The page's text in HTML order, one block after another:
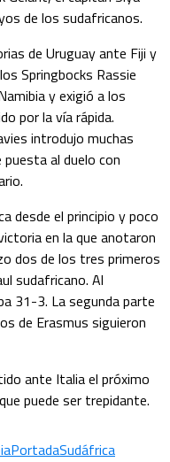
de los sudafricanos.
de Uruguay ante Fiji y
Springbocks Rassie
y exigió a los
por la vía rápida.
introdujo muchas
al duelo con
desde el principio y poco
en la que anotaron
dos de los tres primeros
sudafricano. Al
31-3. La segunda parte
de Erasmus siguieron
ante Italia el próximo
puede ser trepidante.
PortadaSudáfrica